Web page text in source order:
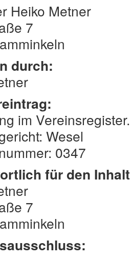
Heiko Metner
7
durch:
im Vereinsregister.
Wesel
0347
für den
7